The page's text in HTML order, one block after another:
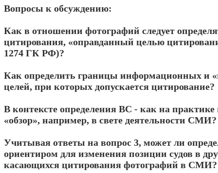
Вопросы к обсуждению:
Как в отношении фотографий следует
цитирования, «оправданный целью
1274 ГК РФ)?
Как определить границы информационных и
целей, при которых допускается цитирование?
В контексте определения ВС - как на
«обзор», например, в свете деятельности СМИ?
Учитывая ответы на вопрос 3, может ли
ориентиром для изменения позиции судов в
касающихся цитирования фотографий в СМИ?